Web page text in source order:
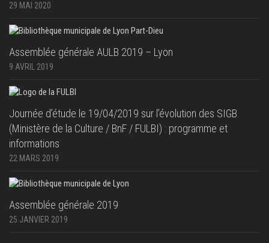
29 MAI 2020
Assemblée générale AULB 2019 – Lyon
9 AVRIL 2019
Journée d’étude le 19/04/2019 sur l’évolution des SIGB
(Ministère de la Culture / BnF / FULBI) : programme et
informations
22 MARS 2019
Assemblée générale 2019
25 JANVIER 2019